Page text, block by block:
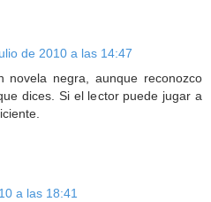
de 2010 a las 14:47
novela negra, aunque reconozco
dices. Si el lector puede jugar a
a las 18:41